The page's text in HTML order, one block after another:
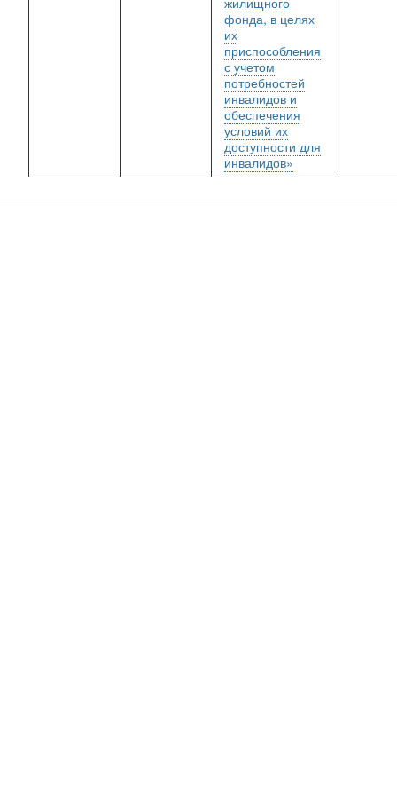
фонда, в целях
их
приспособления
с учетом
потребностей
инвалидов и
обеспечения
условий их
доступности для
инвалидов»